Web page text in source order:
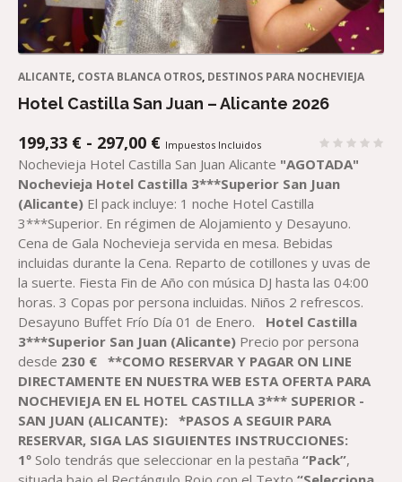
ALICANTE, COSTA BLANCA OTROS, DESTINOS PARA NOCHEVIEJA
Hotel Castilla San Juan – Alicante 2026
199,33 € - 297,00 €RANGO
DE
PRECIOS:
DESDE
199,33 €
HASTA
297,00 €
Impuestos Incluidos
Nochevieja Hotel Castilla San Juan Alicante "AGOTADA"
Nochevieja Hotel Castilla 3***Superior San Juan
(Alicante) El pack incluye: 1 noche Hotel Castilla
3***Superior. En régimen de Alojamiento y Desayuno.
Cena de Gala Nochevieja servida en mesa. Bebidas
incluidas durante la Cena. Reparto de cotillones y uvas de
la suerte. Fiesta Fin de Año con música DJ hasta las 04:00
horas. 3 Copas por persona incluidas. Niños 2 refrescos.
Desayuno Buffet Frío Día 01 de Enero. Hotel Castilla
3***Superior San Juan (Alicante) Precio por persona
desde 230 €
**COMO RESERVAR Y PAGAR ON LINE
DIRECTAMENTE EN NUESTRA WEB ESTA OFERTA PARA
NOCHEVIEJA EN EL HOTEL CASTILLA 3*** SUPERIOR -
SAN JUAN (ALICANTE):
*PASOS A SEGUIR PARA
RESERVAR, SIGA LAS SIGUIENTES INSTRUCCIONES:
1º Solo tendrás que seleccionar en la pestaña“Pack”,